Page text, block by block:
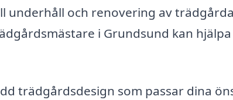
underhåll och renovering av
i Grundsund kan
trädgårdsdesign som passar dina